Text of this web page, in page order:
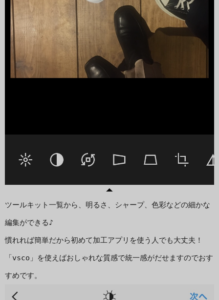
ツールキット一覧から、明るさ、シャープ、色彩などの細かな
編集ができる♪
慣れれば簡単だから初めて加工アプリを使う人でも大丈夫！
「vsco」を使えばおしゃれな質感で統一感がだせますのでおす
すめです。